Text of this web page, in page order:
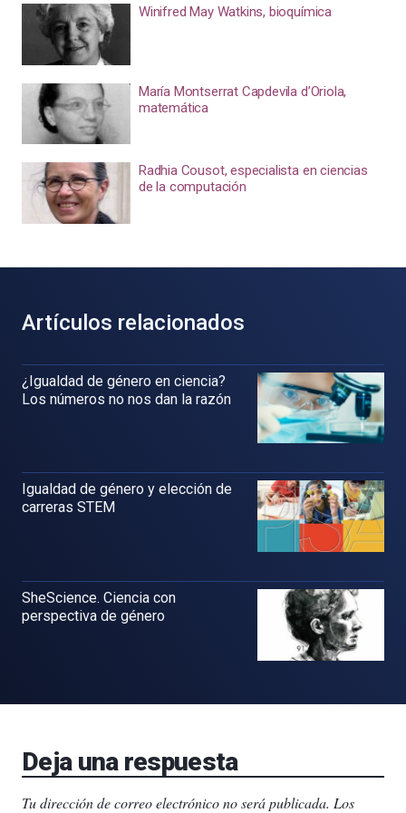
Winifred May Watkins, bioquímica
María Montserrat Capdevila d’Oriola,
matemática
Radhia Cousot, especialista en ciencias
de la computación
Artículos relacionados
¿Igualdad de género en ciencia?
Los números no nos dan la razón
Igualdad de género y elección de
carreras STEM
SheScience. Ciencia con
perspectiva de género
Deja una respuesta
Tu dirección de correo electrónico no será publicada. Los